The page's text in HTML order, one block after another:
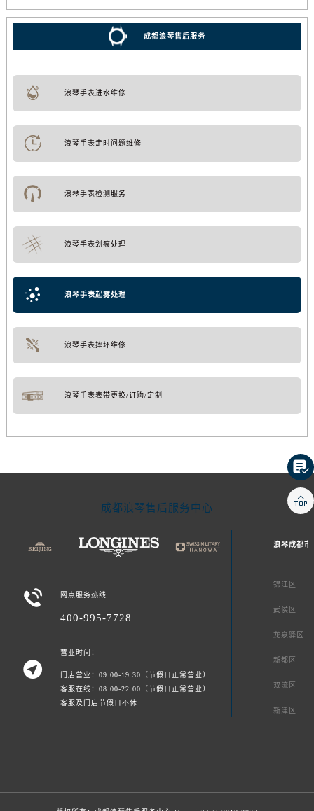
成都浪琴售后服务
浪琴手表进水维修
浪琴手表走时问题维修
浪琴手表检测服务
浪琴手表划痕处理
浪琴手表起雾处理
浪琴手表摔坏维修
浪琴手表表带更换/订购/定制
成都浪琴售后服务中心
 网点服务热线
400-995-7728

营业时间：
门店营业：09:00-19:30（节假日正常营业）
客服在线：08:00-22:00（节假日正常营业）
客服及门店节假日不休
浪琴成都市
锦江区
武侯区
龙泉驿区
新都区
双流区
新津区

